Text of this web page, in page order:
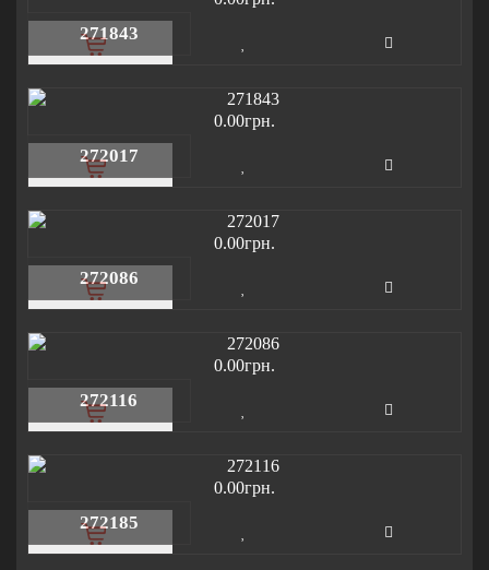
271843
0.00грн.
272017
0.00грн.
272086
0.00грн.
272116
0.00грн.
272185